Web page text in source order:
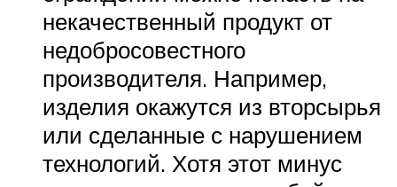
некачественный продукт от
недобросовестного
производителя. Например,
изделия окажутся из вторсырья
или сделанные с нарушением
технологий. Хотя этот минус